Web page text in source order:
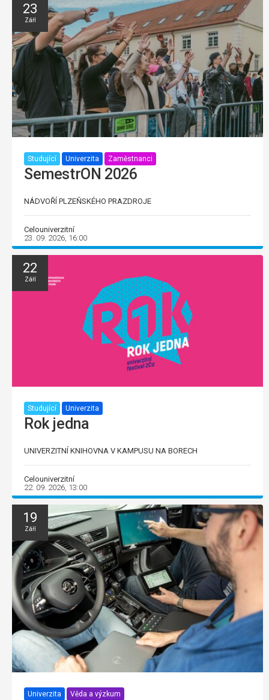
23
Září
Studující Univerzita Zaměstnanci
SemestrON 2026
NÁDVOŘÍ PLZEŇSKÉHO PRAZDROJE
Celouniverzitní
23. 09. 2026, 16:00
22
Září
Studující Univerzita
Rok jedna
UNIVERZITNÍ KNIHOVNA V KAMPUSU NA BORECH
Celouniverzitní
22. 09. 2026, 13:00
19
Září
Univerzita Věda a výzkum